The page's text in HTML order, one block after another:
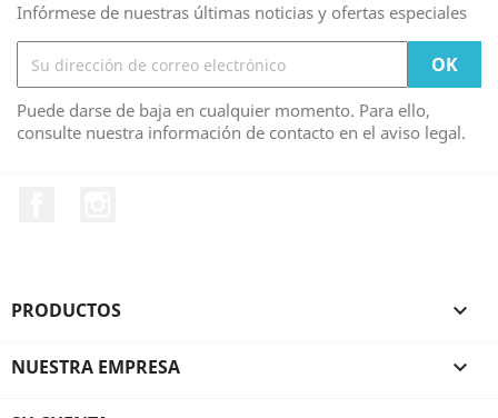
Infórmese de nuestras últimas noticias y ofertas especiales
Puede darse de baja en cualquier momento. Para ello,
consulte nuestra información de contacto en el aviso legal.
PRODUCTOS 
NUESTRA EMPRESA 